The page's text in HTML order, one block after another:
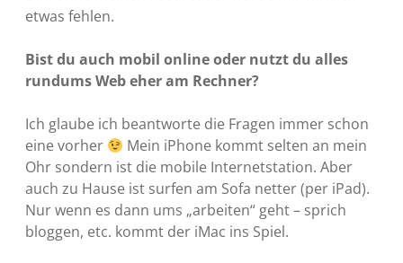
etwas fehlen.
Bist du auch mobil online oder nutzt du alles
rundums Web eher am Rechner?
Ich glaube ich beantworte die Fragen immer schon
eine vorher
Mein iPhone kommt selten an mein
Ohr sondern ist die mobile Internetstation. Aber
auch zu Hause ist surfen am Sofa netter (per iPad).
Nur wenn es dann ums „arbeiten“ geht – sprich
bloggen, etc. kommt der iMac ins Spiel.